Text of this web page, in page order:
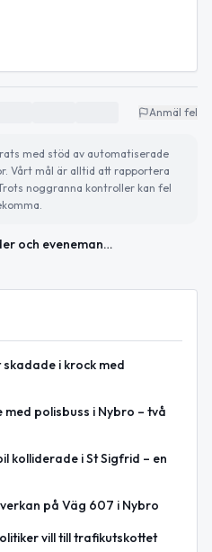
Anmäl fel
med stöd av automatiserade
Vårt mål är alltid att rapportera
noggranna kontroller kan fel
Milt vårväder och evenemangstips inför helgen
i krock med
polisbuss i Nybro – två
kolliderade i St Sigfrid – en
på Väg 607 i Nybro
vill till trafikutskottet